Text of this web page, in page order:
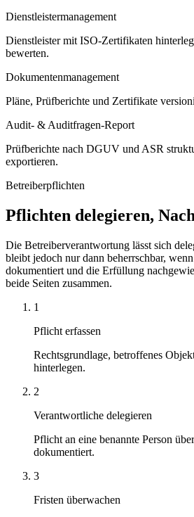
Dienstleistermanagement
Dienstleister mit ISO-Zertifikaten
bewerten.
Dokumentenmanagement
Pläne, Prüfberichte und Zertifikate
Audit- & Auditfragen-Report
Prüfberichte nach DGUV und ASR
exportieren.
Betreiberpflichten
Pflichten delegieren,
Die Betreiberverantwortung lässt sich
bleibt jedoch nur dann beherrschbar,
dokumentiert und die Erfüllung
beide Seiten zusammen.
1
Pflicht erfassen
Rechtsgrundlage, betroffenes
hinterlegen.
2
Verantwortliche delegieren
Pflicht an eine benannte Person
dokumentiert.
3
Fristen überwachen